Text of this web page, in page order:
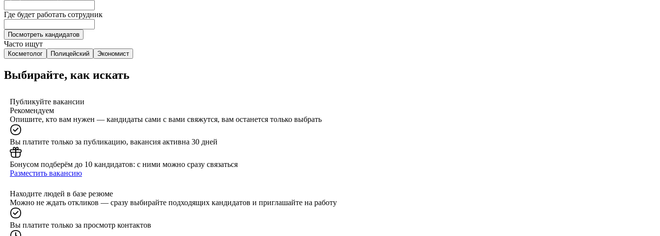
Где будет работать сотрудник
Посмотреть кандидатов
Часто ищут
Косметолог Полицейский Экономист
Выбирайте, как искать
Публикуйте вакансии
Рекомендуем
Опишите, кто вам нужен — кандидаты сами с вами свяжутся, вам останется только выбрать
Вы платите только за публикацию, вакансия активна 30 дней
Бонусом подберём до 10 кандидатов: с ними можно сразу связаться
Разместить вакансию
Находите людей в базе резюме
Можно не ждать откликов — сразу выбирайте подходящих кандидатов и приглашайте на работу
Вы платите только за просмотр контактов